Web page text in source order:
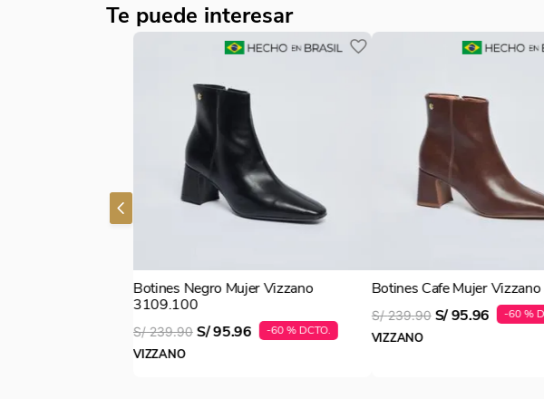
Te puede interesar
Botines Negro Mujer Vizzano
3109.100
S/ 239.90 S/95.96 -60 %
VIZZANO
Botines Cafe Mujer
S/ 239.90 S/95.96 -60 %
VIZZANO